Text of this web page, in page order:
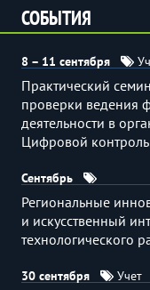
СОБЫТИЯ
8 – 11 сентября
Практический
проверки ведения
деятельности в
Цифровой
Сентябрь
Региональные
и искусственный
технологического
30 сентября Учет